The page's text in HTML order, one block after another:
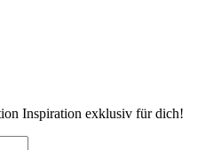
Inspiration exklusiv für dich!